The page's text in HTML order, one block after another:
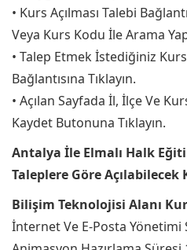
• Kurs Açılması Talebi
Veya Kurs Kodu İle Arama
• Talep Etmek İstediğiniz
Bağlantısına Tıklayın.
• Açılan Sayfada İl, İlçe Ve
Kaydet Butonuna Tıklayın.
Antalya İle Elmalı Halk
Taleplere Göre Açılabilecek
Bilişim Teknolojisi Alanı
İnternet Ve E-Posta Yönetimi